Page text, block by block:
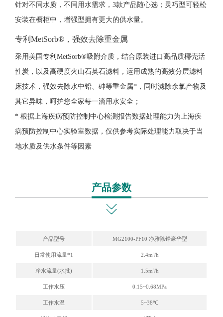
针对不同水质，不同用水需求，3款产品随心选；灵巧型可轻松
安装在橱柜中，增强型拥有更大的供水量。
专利MetSorb®，强效去除重金属
采用美国专利MetSorb®吸附介质，结合原装进口高品质椰壳活
性炭，以及高硬度火山石英石滤料，运用成熟的高效分层滤料
床技术，强效去除水中铅、砷等重金属*，同时滤除余氯产物及
其它异味，呵护您全家每一滴用水安全；
* 根据上海疾病预防控制中心检测报告数据处理能力为上海疾
病预防控制中心实验室数据，仅供参考实际处理能力取决于当
地水质及供水条件等因素
产品参数
产品型号 MG2100-PF10 净雅除铅豪华型
日常使用流量*1 2.4m³/h
净水流量(水批) 1.5m³/h
工作水压 0.15~0.68MPa
工作水温 5~38℃